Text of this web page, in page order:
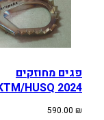
פגים מחוזקים
HUSQ 2024
590.00 ₪